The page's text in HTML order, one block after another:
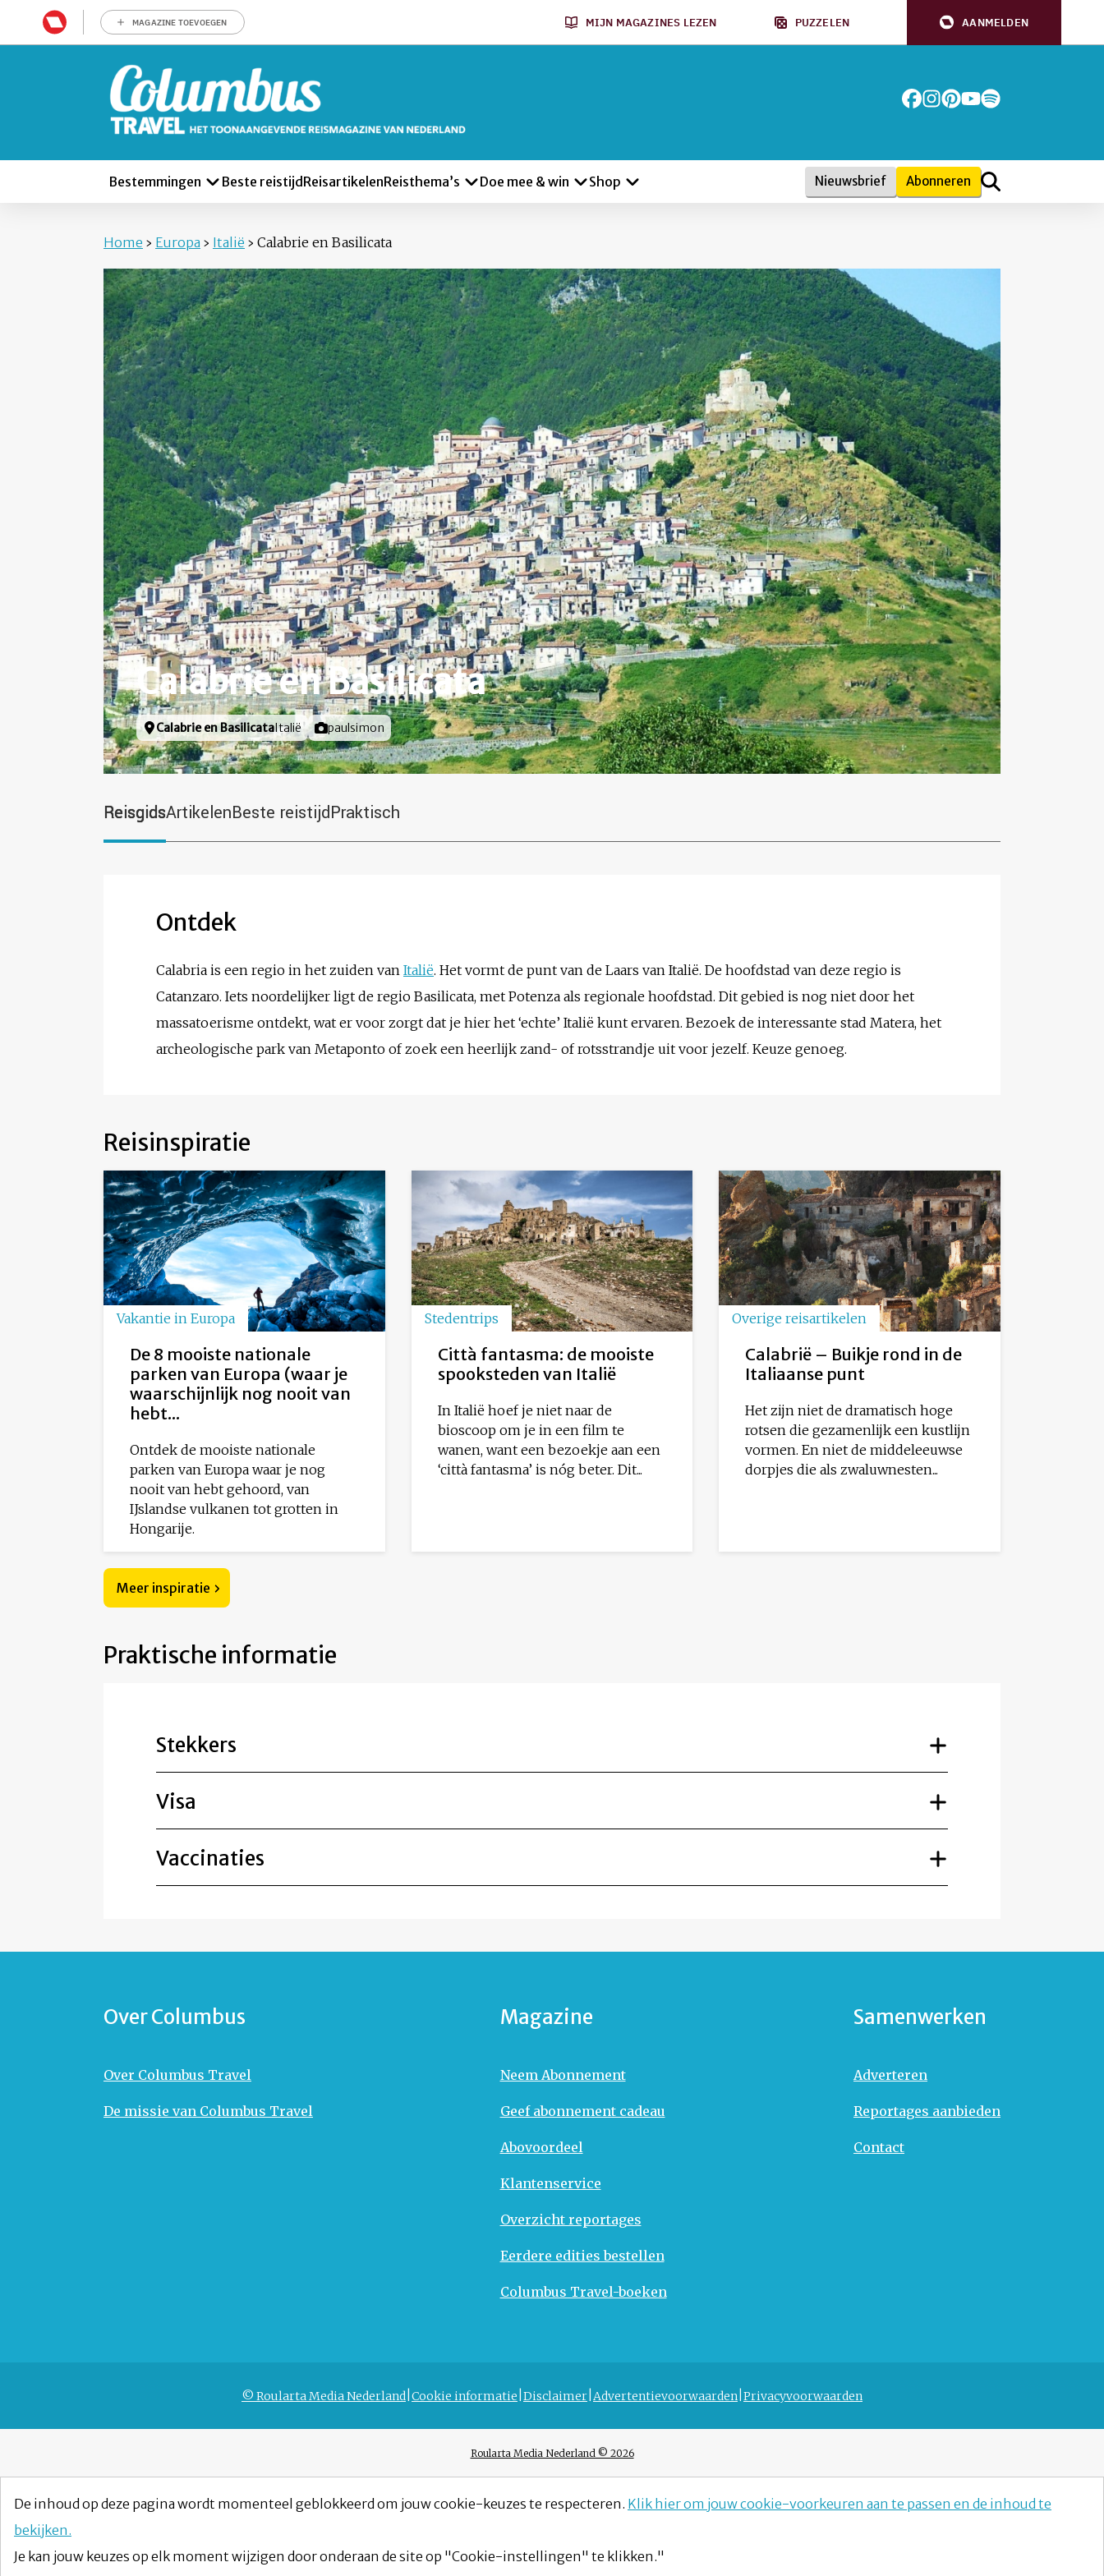
MAGAZINE TOEVOEGEN MIJN MAGAZINES LEZEN PUZZELEN AANMELDEN
Bestemmingen Beste reistijd ReisartikelenReisthema’s Doe mee & win Shop Nieuwsbrief Abonneren
Home › Europa › Italië › Calabrie en Basilicata
Calabrie en Basilicata
Locatie
Calabrie en BasilicataItalië Foto door
paulsimon
ReisgidsArtikelenBeste reistijdPraktisch
Ontdek
Calabria is een regio in het zuiden van Italië. Het vormt de punt van de Laars van Italië. De hoofdstad van deze regio is
Catanzaro. Iets noordelijker ligt de regio Basilicata, met Potenza als regionale hoofdstad. Dit gebied is nog niet door het
massatoerisme ontdekt, wat er voor zorgt dat je hier het ‘echte’ Italië kunt ervaren. Bezoek de interessante stad Matera, het
archeologische park van Metaponto of zoek een heerlijk zand- of rotsstrandje uit voor jezelf. Keuze genoeg.
Reisinspiratie
Vakantie in Europa
De 8 mooiste nationale
parken van Europa (waar je
waarschijnlijk nog nooit van
hebt...
Ontdek de mooiste nationale
parken van Europa waar je nog
nooit van hebt gehoord, van
IJslandse vulkanen tot grotten in
Hongarije.
Stedentrips
Città fantasma: de mooiste
spooksteden van Italië
In Italië hoef je niet naar de
bioscoop om je in een film te
wanen, want een bezoekje aan een
‘città fantasma’ is nóg beter. Dit...
Overige reisartikelen
Calabrië – Buikje rond in de
Italiaanse punt
Het zijn niet de dramatisch hoge
rotsen die gezamenlijk een kustlijn
vormen. En niet de middeleeuwse
dorpjes die als zwaluwnesten...
Meer inspiratie
Praktische informatie
Stekkers
Visa
Vaccinaties
Over Columbus
Over Columbus Travel
De missie van Columbus Travel
Magazine
Neem Abonnement
Geef abonnement cadeau
Abovoordeel
Klantenservice
Overzicht reportages
Eerdere edities bestellen
Columbus Travel-boeken
Samenwerken
Adverteren
Reportages aanbieden
Contact
© Roularta Media Nederland Cookie informatie Disclaimer Advertentievoorwaarden Privacyvoorwaarden
Roularta Media Nederland © 2026
De inhoud op deze pagina wordt momenteel geblokkeerd om jouw cookie-keuzes te respecteren. Klik hier om jouw cookie-voorkeuren aan te passen en de inhoud te
bekijken.
Je kan jouw keuzes op elk moment wijzigen door onderaan de site op "Cookie-instellingen" te klikken."